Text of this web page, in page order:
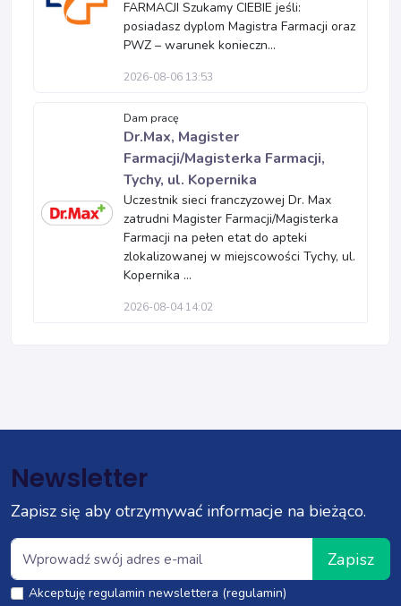
FARMACJI Szukamy CIEBIE jeśli:
posiadasz dyplom Magistra Farmacji oraz
PWZ – warunek konieczn...
2026-08-06 13:53
Dam pracę
Dr.Max, Magister
Farmacji/Magisterka Farmacji,
Tychy, ul. Kopernika
Uczestnik sieci franczyzowej Dr. Max
zatrudni Magister Farmacji/Magisterka
Farmacji na pełen etat do apteki
zlokalizowanej w miejscowości Tychy, ul.
Kopernika ...
2026-08-04 14:02
Newsletter
Zapisz się aby otrzymywać informacje na bieżąco.
Zapisz
Akceptuję regulamin newslettera (regulamin)